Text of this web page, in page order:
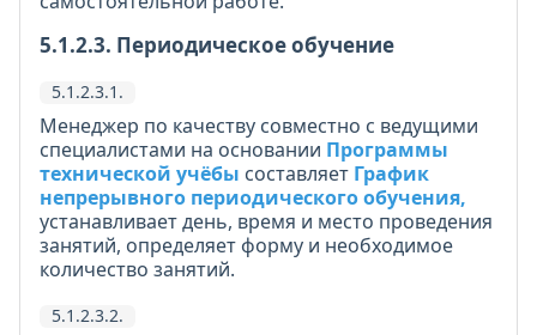
5.1.2.3. Периодическое обучение
5.1.2.3.1.
Менеджер по качеству совместно с ведущими
специалистами на основании Программы
технической учёбы составляет График
непрерывного периодического обучения,
устанавливает день, время и место проведения
занятий, определяет форму и необходимое
количество занятий.
5.1.2.3.2.